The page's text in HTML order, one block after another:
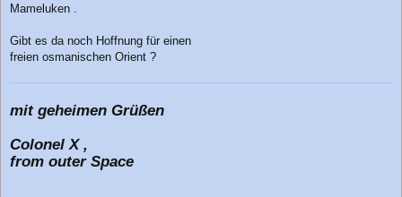
Mameluken .
Gibt es da noch Hoffnung für einen
freien osmanischen Orient ?
mit geheimen Grüßen
Colonel X ,
from outer Space